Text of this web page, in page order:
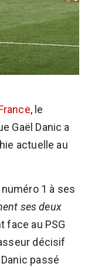
, le
Gaël Danic a
actuelle au
1 à ses
ses deux
face au PSG
décisif
passé